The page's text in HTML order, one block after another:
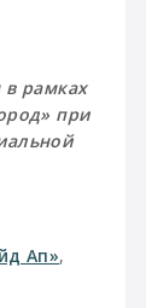
в рамках
при
Ап»,